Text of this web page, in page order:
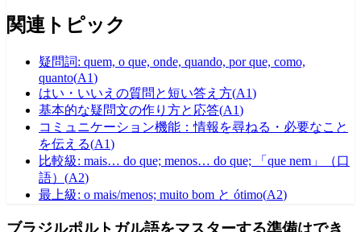
関連トピック
疑問詞: quem, o que, onde, quando, por que, como,
quanto(A1)
はい・いいえの質問と短い答え方(A1)
基本的な疑問文の作り方と応答(A1)
コミュニケーション機能：情報を尋ねる・必要なこと
を伝える(A1)
比較級: mais… do que; menos… do que; 「que nem」（口
語） (A2)
最上級: o mais/menos; muito bom と ótimo(A2)